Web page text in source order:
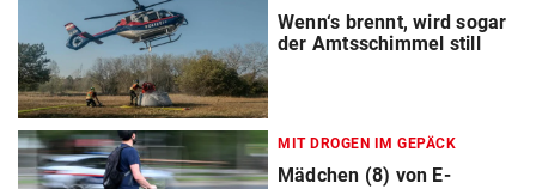
Wenn‘s brennt, wird sogar
der Amtsschimmel still
MIT DROGEN IM GEPÄCK
Mädchen (8) von E-